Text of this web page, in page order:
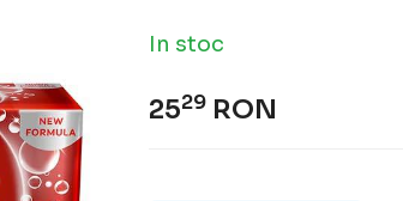
In stoc
2529 RON